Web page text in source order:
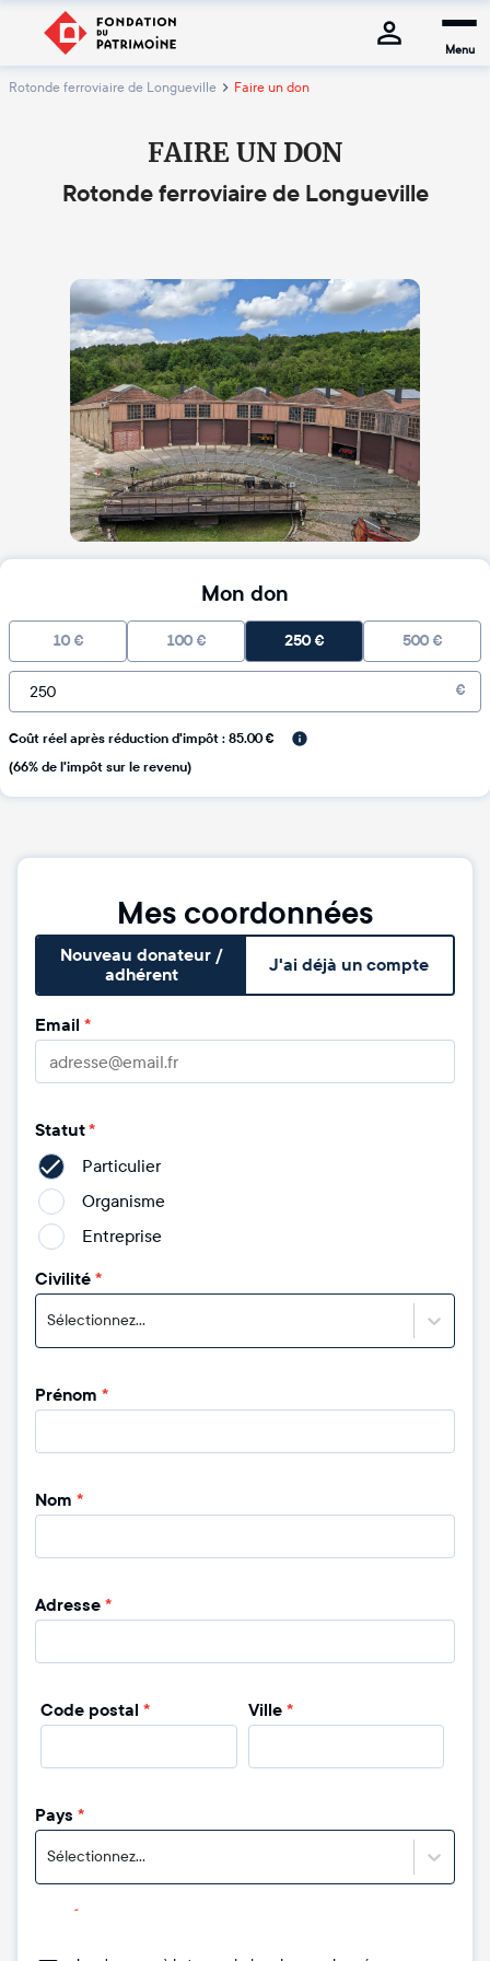
Menu
Rotonde ferroviaire de Longueville Faire un don
FAIRE UN DON
Rotonde ferroviaire de Longueville
Mon don
10 € 100 € 250€ 500 €
€
Coût réel après réduction d'impôt : 85.00 €
(66% de l'impôt sur le revenu)
Mes coordonnées
Nouveau donateur /
adhérent
J'ai déjà un compte
Email *
Statut*
Particulier
Organisme
Entreprise
Civilité*
Sélectionnez...
Prénom *
Nom *
Adresse*
Code postal * Ville *
Pays *
Sélectionnez...